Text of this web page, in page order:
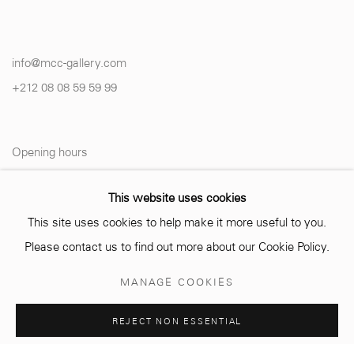
info@mcc-gallery.com
+212 08 08 59 59 99
Opening hours
© 2026 MCC GALLERY SITE BY ARTLOGIC
This website uses cookies
This site uses cookies to help make it more useful to you.
Please contact us to find out more about our Cookie Policy.
MANAGE COOKIES
REJECT NON ESSENTIAL